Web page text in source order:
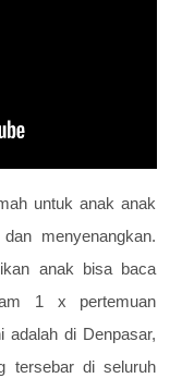
untuk anak anak
menyenangkan.
anak bisa baca
1 x pertemuan
adalah di Denpasar,
tersebar di seluruh